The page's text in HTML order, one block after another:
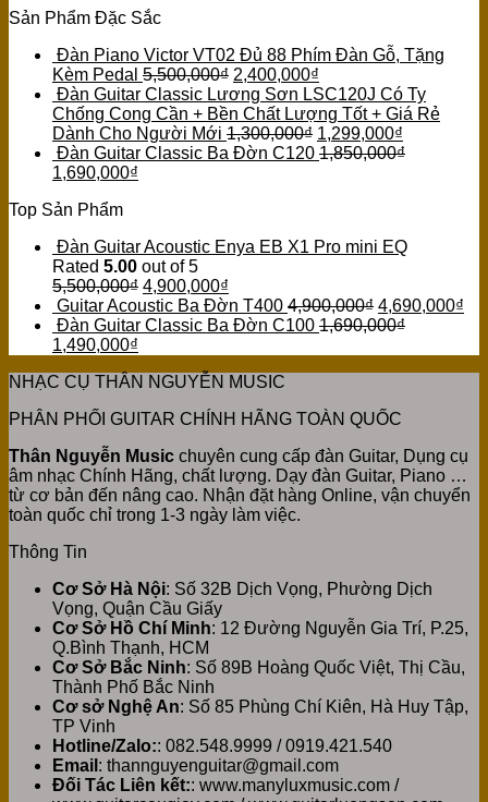
Sản Phẩm Đặc Sắc
Đàn Piano Victor VT02 Đủ 88 Phím Đàn Gỗ, Tặng
Kèm Pedal 5,500,000₫ 2,400,000₫
Đàn Guitar Classic Lương Sơn LSC120J Có Ty
Chống Cong Cần + Bền Chất Lượng Tốt + Giá Rẻ
Dành Cho Người Mới 1,300,000₫ 1,299,000₫
Đàn Guitar Classic Ba Đờn C120 1,850,000₫
1,690,000₫
Top Sản Phẩm
Đàn Guitar Acoustic Enya EB X1 Pro mini EQ
Rated 5.00 out of 5
5,500,000₫ 4,900,000₫
Guitar Acoustic Ba Đờn T400 4,900,000₫ 4,690,000₫
Đàn Guitar Classic Ba Đờn C100 1,690,000₫
1,490,000₫
NHẠC CỤ THÂN NGUYỄN MUSIC
PHÂN PHỐI GUITAR CHÍNH HÃNG TOÀN QUỐC
Thân Nguyễn Music chuyên cung cấp đàn Guitar, Dụng cụ
âm nhạc Chính Hãng, chất lượng. Dạy đàn Guitar, Piano …
từ cơ bản đến nâng cao. Nhận đặt hàng Online, vận chuyển
toàn quốc chỉ trong 1-3 ngày làm việc.
Thông Tin
Cơ Sở Hà Nội: Số 32B Dịch Vọng, Phường Dịch
Vọng, Quận Cầu Giấy
Cơ Sở Hồ Chí Minh: 12 Đường Nguyễn Gia Trí, P.25,
Q.Bình Thạnh, HCM
Cơ Sở Bắc Ninh: Số 89B Hoàng Quốc Việt, Thị Cầu,
Thành Phố Bắc Ninh
Cơ sở Nghệ An: Số 85 Phùng Chí Kiên, Hà Huy Tập,
TP Vinh
Hotline/Zalo:: 082.548.9999 / 0919.421.540
Email : thannguyenguitar@gmail.com
Đối Tác Liên kết:: www.manyluxmusic.com /